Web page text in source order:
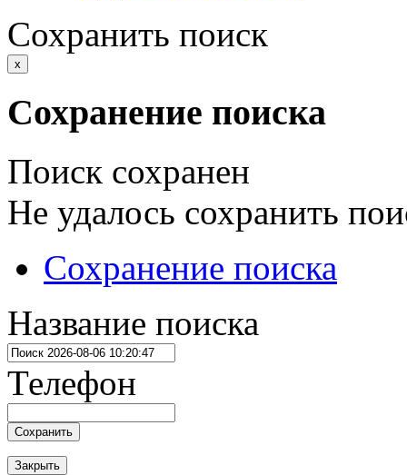
Сохранить поиск
x
Сохранение поиска
Поиск сохранен
Не удалось сохранить
Сохранение поиска
Название поиска
Телефон
Сохранить
Закрыть